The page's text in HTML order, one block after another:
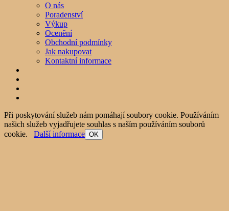
O nás
Poradenství
Výkup
Ocenění
Obchodní podmínky
Jak nakupovat
Kontaktní informace
Při poskytování služeb nám pomáhají soubory cookie. Používáním
našich služeb vyjadřujete souhlas s naším používáním souborů
cookie. Další informace